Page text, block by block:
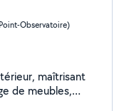
Observatoire)
de meubles,